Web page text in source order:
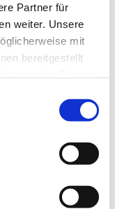
Partner für
weiter. Unsere
mit
bereitgestellt